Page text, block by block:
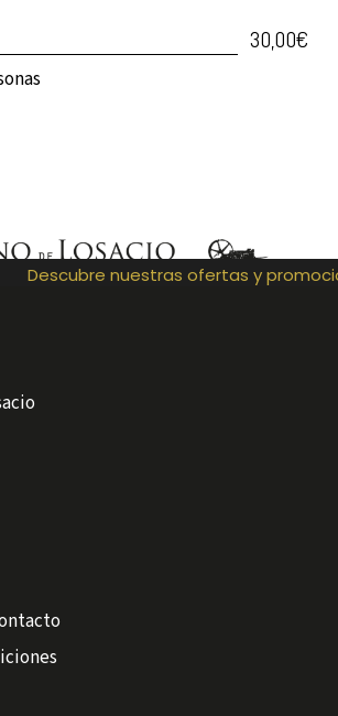
30,00€
Descubre nuestras ofertas y